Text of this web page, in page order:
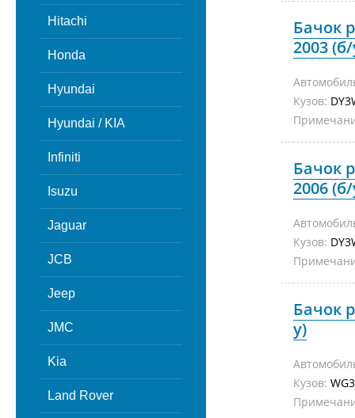
Hitachi
Honda
Hyundai
Hyundai / KIA
Infiniti
Isuzu
Jaguar
JCB
Jeep
JMC
Kia
Land Rover
Бачок
2003
Кузов:
Бачок
2006
Кузов:
Бачок
у)
Кузов: